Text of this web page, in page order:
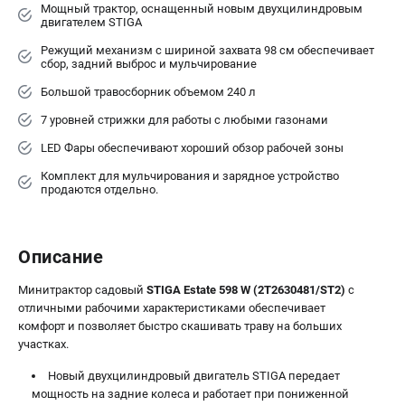
Мощный трактор, оснащенный новым двухцилиндровым
двигателем STIGA
Режущий механизм с шириной захвата 98 см обеспечивает
сбор, задний выброс и мульчирование
Большой травосборник объемом 240 л
7 уровней стрижки для работы с любыми газонами
LED Фары обеспечивают хороший обзор рабочей зоны
Комплект для мульчирования и зарядное устройство
продаются отдельно.
Описание
Минитрактор садовый STIGA Estate 598 W (2T2630481/ST2) с
отличными рабочими характеристиками обеспечивает
комфорт и позволяет быстро скашивать траву на больших
участках.
Новый двухцилиндровый двигатель STIGA передает
мощность на задние колеса и работает при пониженной